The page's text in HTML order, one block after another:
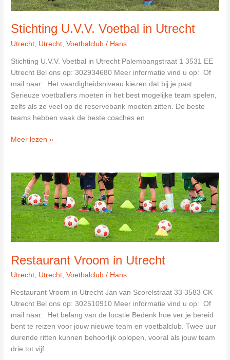
Stichting U.V.V. Voetbal in Utrecht
Utrecht Utrecht ,Voetbalclub / Hans
Stichting U.V.V. Voetbal in Utrecht Palembangstraat 1 3531 EE
Utrecht Bel ons op: 302934680 Meer informatie vind u op: Of
mail naar: Het vaardigheidsniveau kiezen dat bij je past
Serieuze voetballers moeten in het best mogelijke team spelen,
zelfs als ze veel op de reservebank moeten zitten. De beste
teams hebben vaak de beste coaches en
Stichting
Voetbal
in
Utrecht
Meer lezen »
Restaurant Vroom in Utrecht
Utrecht, Utrecht,Voetbalclub / Hans
Restaurant Vroom in Utrecht Jan van Scorelstraat 33 3583 CK
Utrecht Bel ons op: 302510910 Meer informatie vind u op: Of
mail naar: Het belang van de locatie Bedenk hoe ver je bereid
bent te reizen voor jouw nieuwe team en voetbalclub. Twee uur
durende ritten kunnen behoorlijk oplopen, vooral als jouw team
drie tot vijf